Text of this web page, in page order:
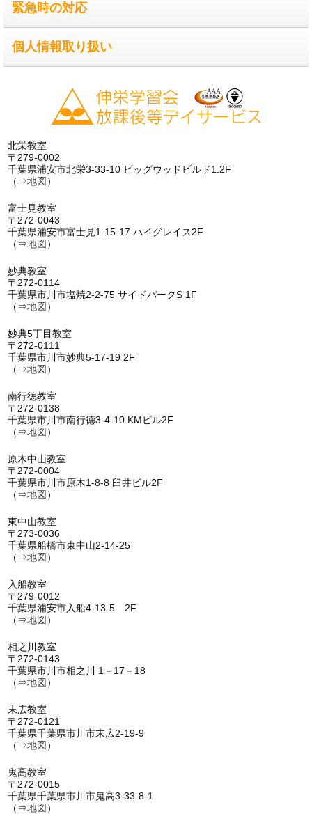
緊急時の対応
個人情報取り扱い
北栄教室
〒279-0002
千葉県浦安市北栄3-33-10 ビッグウッドビルド1.2F
（⇒地図 ）
富士見教室
〒272-0043
千葉県浦安市富士見1-15-17 ハイグレイス2F
（⇒地図 ）
妙典教室
〒272-0114
千葉県市川市塩焼2-2-75 サイドパークS 1F
（⇒地図 ）
妙典5丁目教室
〒272-0111
千葉県市川市妙典5-17-19 2F
（⇒地図 ）
南行徳教室
〒272-0138
千葉県市川市南行徳3-4-10 KMビル2F
（⇒地図 ）
原木中山教室
〒272-0004
千葉県市川市原木1-8-8 臼井ビル2F
（⇒地図 ）
東中山教室
〒273-0036
千葉県船橋市東中山2-14-25
（⇒地図 ）
入船教室
〒279-0012
千葉県浦安市入船4-13-5 2F
（⇒地図 ）
相之川教室
〒272-0143
千葉県市川市相之川 1－17－18
（⇒地図 ）
末広教室
〒272-0121
千葉県千葉県市川市末広2-19-9
（⇒地図 ）
鬼高教室
〒272-0015
千葉県千葉県市川市鬼高3-33-8-1
（⇒地図 ）